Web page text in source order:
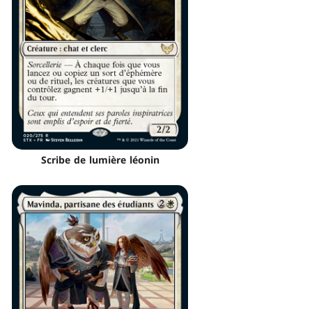
Scribe de lumière léonin